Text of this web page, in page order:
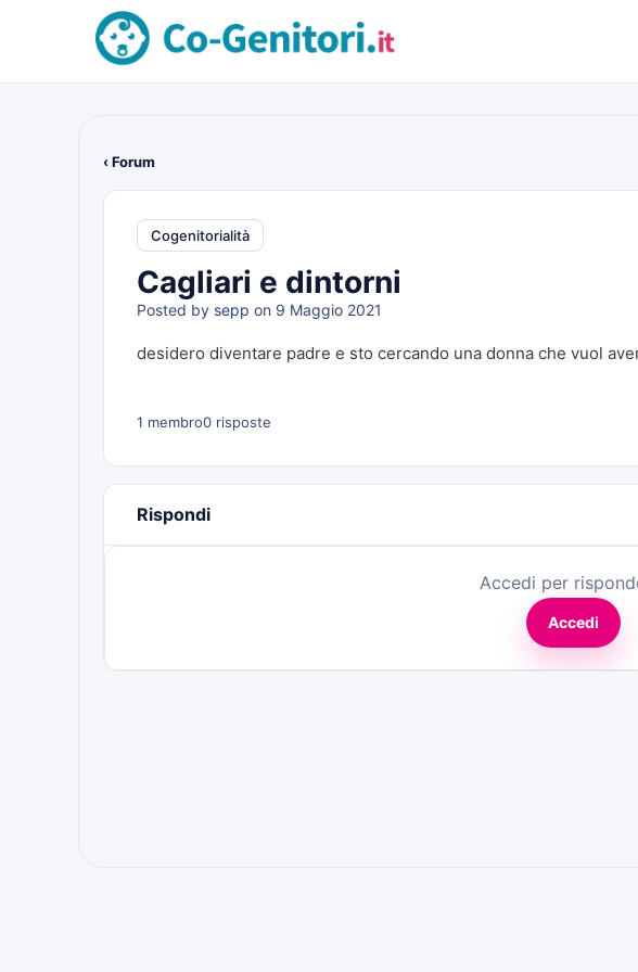
‹ Forum
Cogenitorialità
Cagliari e dintorni
Posted by sepp on 9 Maggio 2021
desidero diventare padre e sto cercando una donna che vuol
1 membro0 risposte
Rispondi
Accedi per
Accedi